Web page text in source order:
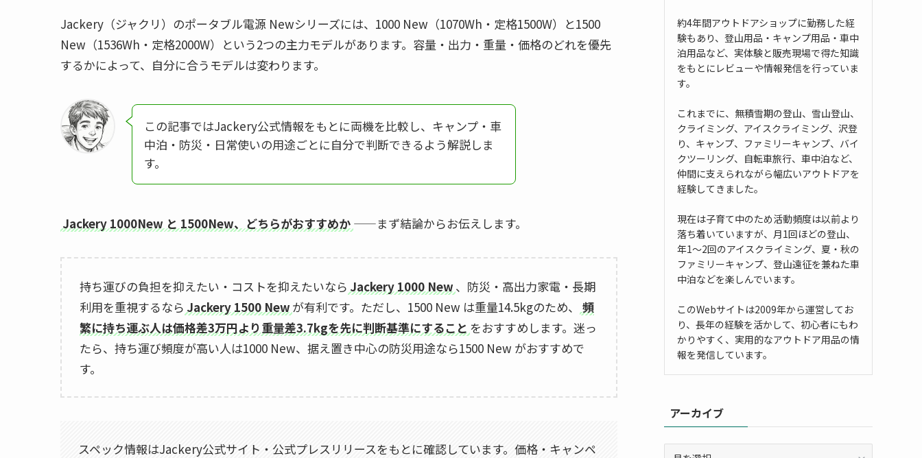
Jackery（ジャクリ）のポータブル電源 Newシリーズには、1000 New（1070Wh・定格1500W）と1500
New（1536Wh・定格2000W）という2つの主力モデルがあります。容量・出力・重量・価格のどれを優先
するかによって、自分に合うモデルは変わります。
この記事ではJackery公式情報をもとに両機を比較し、キャンプ・車
中泊・防災・日常使いの用途ごとに自分で判断できるよう解説しま
す。
Jackery 1000New と 1500New、どちらがおすすめか ——まず結論からお伝えします。
持ち運びの負担を抑えたい・コストを抑えたいなら Jackery 1000 New 、防災・高出力家電・長期
利用を重視するなら Jackery 1500 New が有利です。ただし、1500 New は重量14.5kgのため、
頻
繁に持ち運ぶ人は価格差3万円より重量差3.7kgを先に判断基準にすること をおすすめします。迷っ
たら、持ち運び頻度が高い人は1000 New、据え置き中心の防災用途なら1500 New がおすすめで
す。
スペック情報はJackery公式サイト・公式プレスリリースをもとに確認しています。価格・キャンペ
約4年間アウトドアショップに勤務した経
験もあり、登山用品・キャンプ用品・車中
泊用品など、実体験と販売現場で得た知識
をもとにレビューや情報発信を行っていま
す。
これまでに、無積雪期の登山、雪山登山、
クライミング、アイスクライミング、沢登
り、キャンプ、ファミリーキャンプ、バイ
クツーリング、自転車旅行、車中泊など、
仲間に支えられながら幅広いアウトドアを
経験してきました。
現在は子育て中のため活動頻度は以前より
落ち着いていますが、月1回ほどの登山、
年1〜2回のアイスクライミング、夏・秋の
ファミリーキャンプ、登山遠征を兼ねた車
中泊などを楽しんでいます。
このWebサイトは2009年から運営してお
り、長年の経験を活かして、初心者にもわ
かりやすく、実用的なアウトドア用品の情
報を発信しています。
アーカイブ